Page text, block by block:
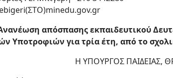
απόσπασης εκπαιδευτικού
Υποτροφιών για τρία έτη, από το
Η ΥΠΟΥΡΓΟΣ ΠΑΙΔΕΙΑΣ,